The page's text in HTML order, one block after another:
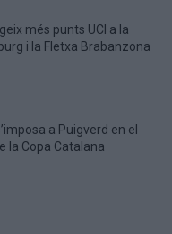
més punts UCI a la
i la Fletxa Brabanzona
a Puigverd en el
la Copa Catalana